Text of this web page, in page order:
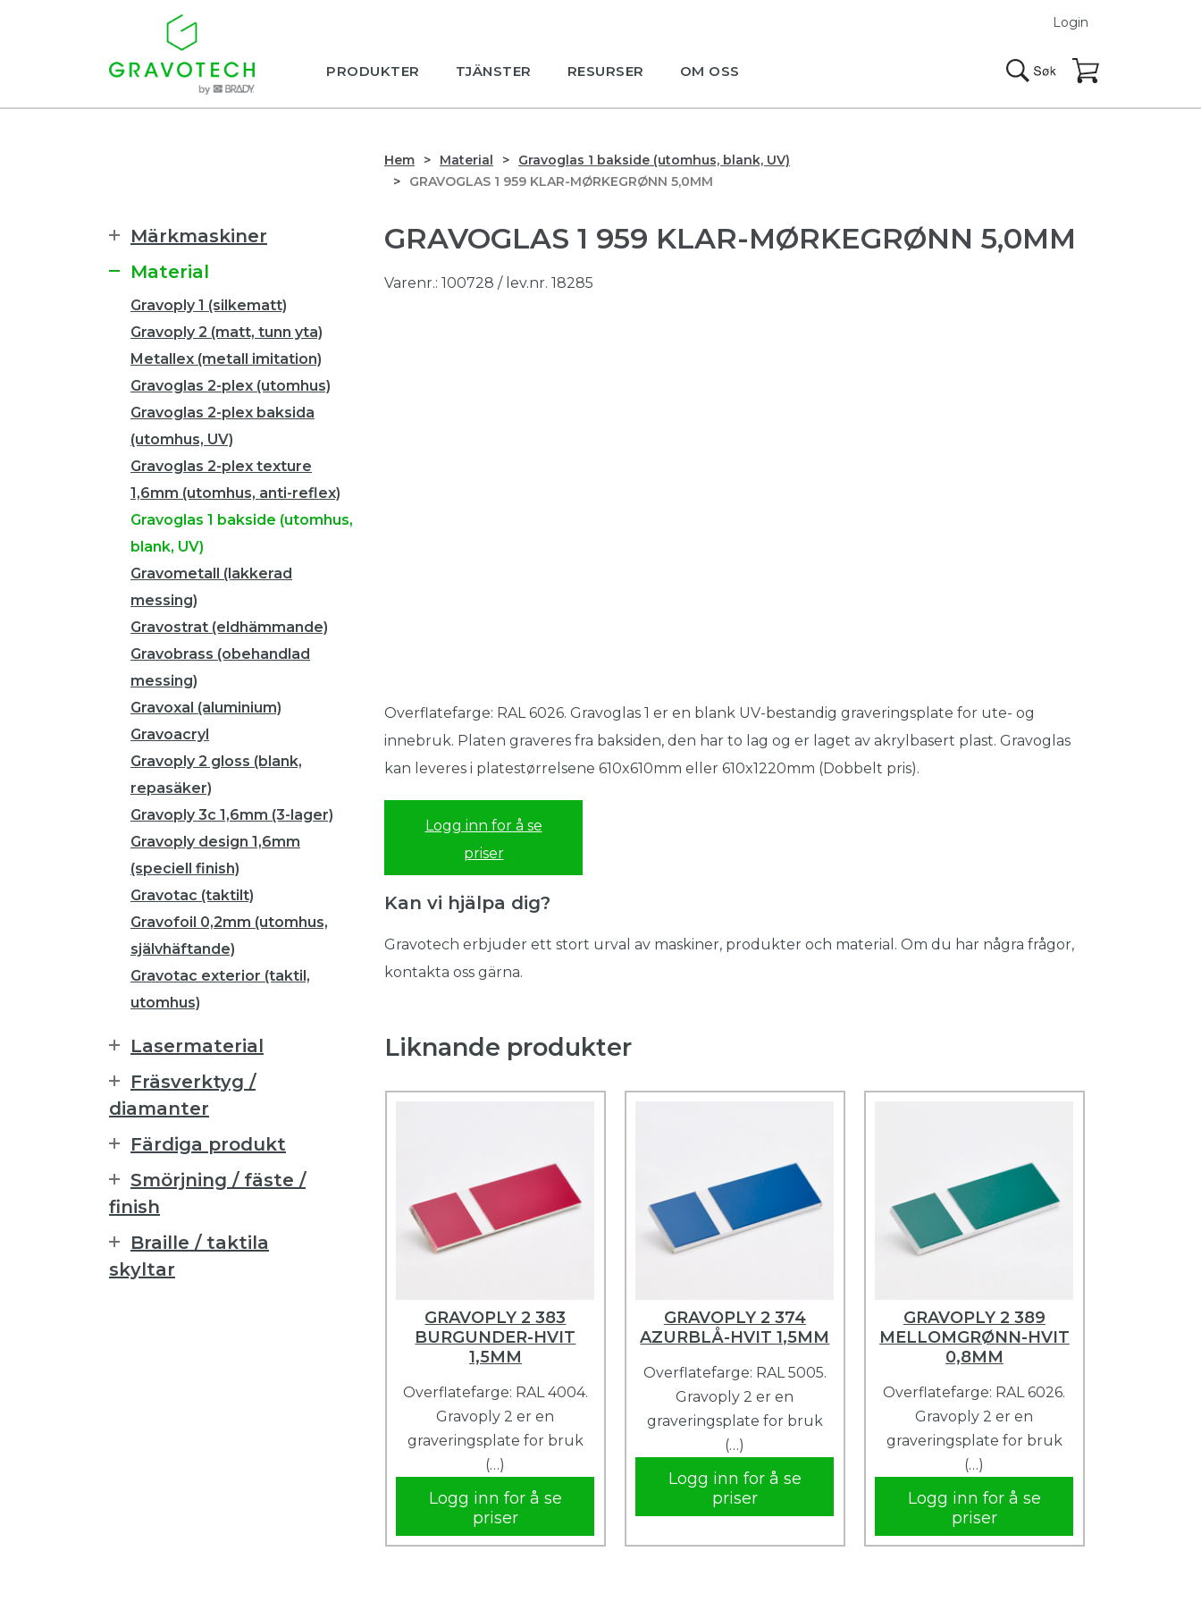
PRODUKTER TJÄNSTER RESURSER OM OSS
Login
Hem Material
Gravoglas 1 bakside (utomhus, blank, UV)
GRAVOGLAS 1 959 KLAR-MØRKEGRØNN 5,0MM
GRAVOGLAS 1 959 KLAR-MØRKEGRØNN 5,0MM
Varenr.: 100728 / lev.nr. 18285
Overflatefarge: RAL 6026. Gravoglas 1 er en blank UV-bestandig graveringsplate for ute- og
innebruk. Platen graveres fra baksiden, den har to lag og er laget av akrylbasert plast. Gravoglas
kan leveres i platestørrelsene 610x610mm eller 610x1220mm (Dobbelt pris).
Logg inn for å se
priser
Kan vi hjälpa dig?
Gravotech erbjuder ett stort urval av maskiner, produkter och material. Om du har några frågor,
kontakta oss gärna.
Liknande produkter
GRAVOPLY 2 383
BURGUNDER-HVIT
1,5MM
Overflatefarge: RAL 4004.
Gravoply 2 er en
graveringsplate for bruk
(…)
Logg inn for å se
priser
GRAVOPLY 2 374
AZURBLÅ-HVIT 1,5MM
Overflatefarge: RAL 5005.
Gravoply 2 er en
graveringsplate for bruk
(…)
Logg inn for å se
priser
GRAVOPLY 2 389
MELLOMGRØNN-HVIT
0,8MM
Overflatefarge: RAL 6026.
Gravoply 2 er en
graveringsplate for bruk
(…)
Logg inn for å se
priser
Märkmaskiner
Material
Gravoply 1 (silkematt)
Gravoply 2 (matt, tunn yta)
Metallex (metall imitation)
Gravoglas 2-plex (utomhus)
Gravoglas 2-plex baksida
(utomhus, UV)
Gravoglas 2-plex texture
1,6mm (utomhus, anti-reflex)
Gravoglas 1 bakside (utomhus,
blank, UV)
Gravometall (lakkerad
messing)
Gravostrat (eldhämmande)
Gravobrass (obehandlad
messing)
Gravoxal (aluminium)
Gravoacryl
Gravoply 2 gloss (blank,
repasäker)
Gravoply 3c 1,6mm (3-lager)
Gravoply design 1,6mm
(speciell finish)
Gravotac (taktilt)
Gravofoil 0,2mm (utomhus,
självhäftande)
Gravotac exterior (taktil,
utomhus)
Lasermaterial
Fräsverktyg /
diamanter
Färdiga produkt
Smörjning / fäste /
finish
Braille / taktila
skyltar